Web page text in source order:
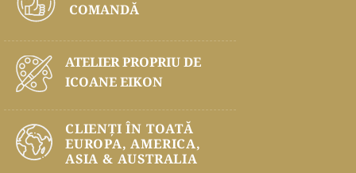
COMANDĂ
ATELIER PROPRIU DE
ICOANE EIKON
CLIENȚI ÎN TOATĂ
EUROPA, AMERICA,
ASIA & AUSTRALIA